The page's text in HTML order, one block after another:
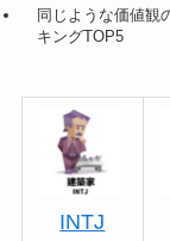
同じような価値観
キングTOP5
INTJ